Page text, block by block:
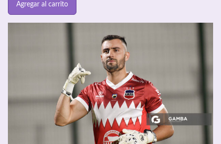
Agregar al carrito